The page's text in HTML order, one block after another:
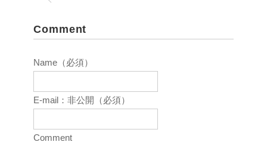
Comment
Name（必須）
E-mail：非公開（必須）
Comment